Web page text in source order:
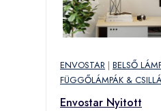
ENVOSTAR | BELSŐ
FÜGGŐLÁMPÁK &
Envostar Nyitott